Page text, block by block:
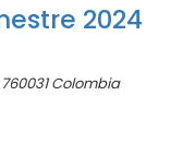
2024
760031 Colombia